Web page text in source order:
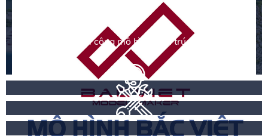
Thi công mô hình kiến trúc